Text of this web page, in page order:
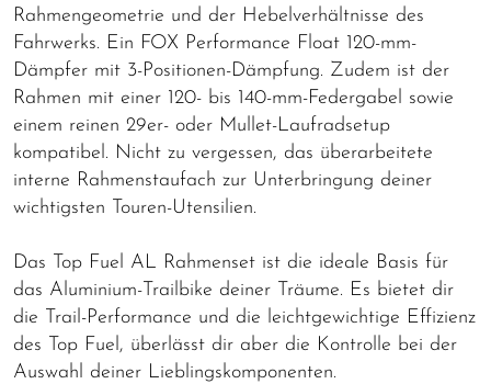
Rahmengeometrie und der Hebelverhältnisse des
Fahrwerks. Ein FOX Performance Float 120-mm-
Dämpfer mit 3-Positionen-Dämpfung. Zudem ist der
Rahmen mit einer 120- bis 140-mm-Federgabel sowie
einem reinen 29er- oder Mullet-Laufradsetup
kompatibel. Nicht zu vergessen, das überarbeitete
interne Rahmenstaufach zur Unterbringung deiner
wichtigsten Touren-Utensilien.
Das Top Fuel AL Rahmenset ist die ideale Basis für
das Aluminium-Trailbike deiner Träume. Es bietet dir
die Trail-Performance und die leichtgewichtige Effizienz
des Top Fuel, überlässt dir aber die Kontrolle bei der
Auswahl deiner Lieblingskomponenten.